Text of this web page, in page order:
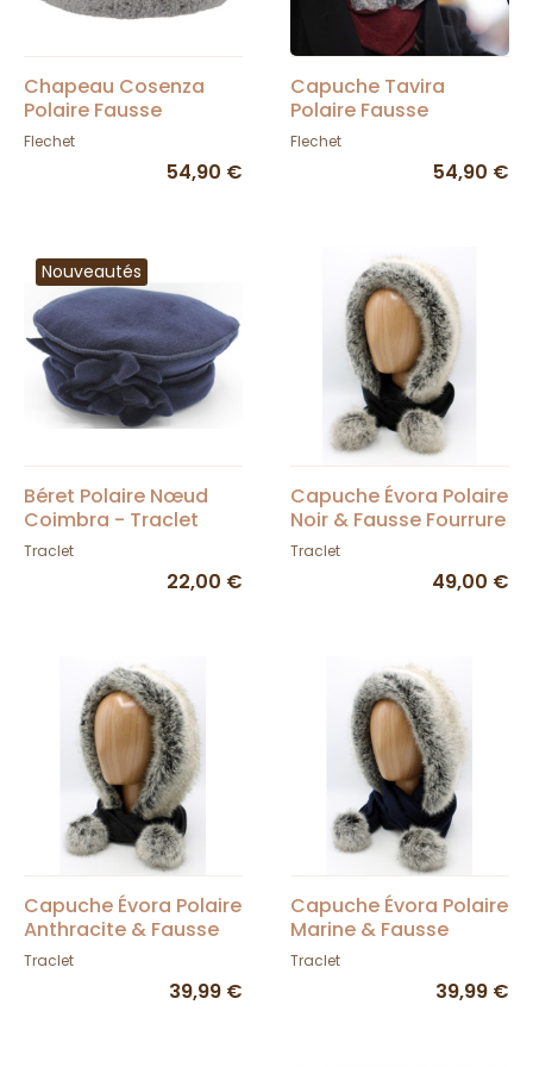
Chapeau Cosenza
Polaire Fausse
Fourrure - Fléchet
Flechet
54,90 €
Capuche Tavira
Polaire Fausse
Fourrure - Fléchet
Flechet
54,90 €
Nouveautés
Béret Polaire Nœud
Coimbra - Traclet
Traclet
22,00 €
Capuche Évora Polaire
Noir & Fausse Fourrure
- Traclet
Traclet
49,00 €
Capuche Évora Polaire
Anthracite & Fausse
Fourrure - Traclet
Traclet
39,99 €
Capuche Évora Polaire
Marine & Fausse
Fourrure - Traclet
Traclet
39,99 €